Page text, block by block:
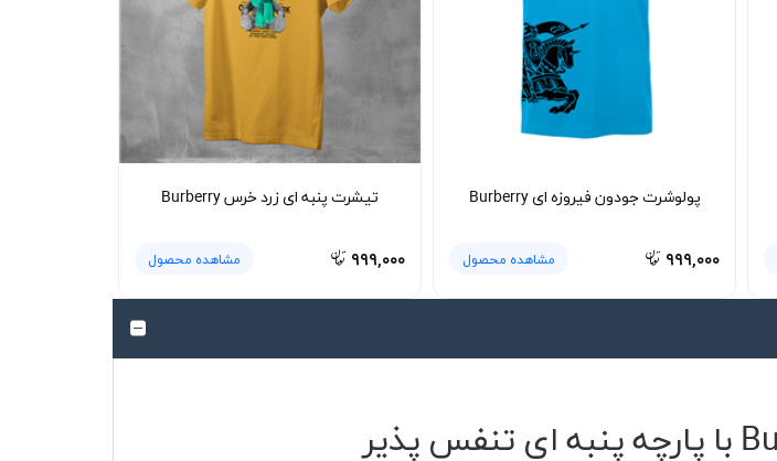
پولوشرت جودون فیروزه ای Burberry
۹۹۹,۰۰۰ مشاهده محصول
تیشرت پنبه ای زرد خرس Burberry
۹۹۹,۰۰۰ مشاهده محصول